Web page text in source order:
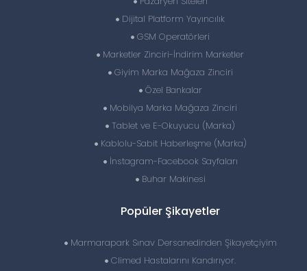
Dijital Platform Yayıncılık
GSM Operatörleri
Marketler Zinciri-İndirim Marketler
Giyim Marka Mağaza Zinciri
Özel Bankalar
Mobilya Marka Mağaza Zinciri
Tablet ve E-Okuyucu (Marka)
Kablolu-Sabit Haberleşme (Marka)
İnstagram-Facebook Sayfaları
Buhar Makinesi
Popüler Şikayetler
Marmarapark Sınav Dersanedinden Şikayetçiyim
Climed Hastalarını Kandırıyor.